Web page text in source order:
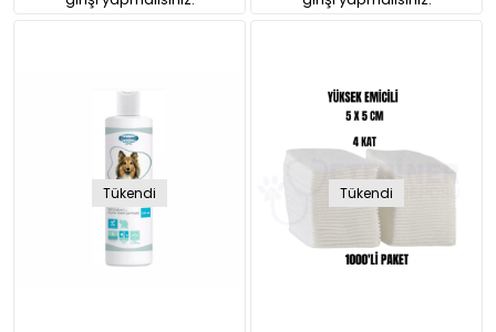
Tükendi Tükendi